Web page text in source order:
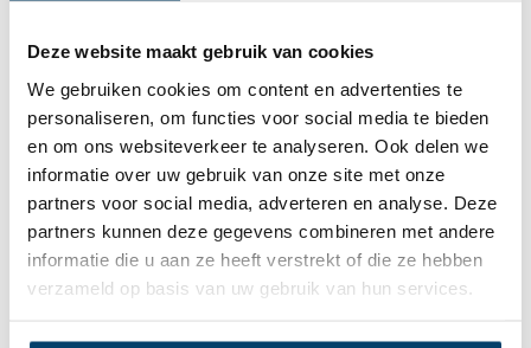
Deze website maakt gebruik van cookies
We gebruiken cookies om content en advertenties te
personaliseren, om functies voor social media te bieden
en om ons websiteverkeer te analyseren. Ook delen we
informatie over uw gebruik van onze site met onze
partners voor social media, adverteren en analyse. Deze
partners kunnen deze gegevens combineren met andere
informatie die u aan ze heeft verstrekt of die ze hebben
verzameld op basis van uw gebruik van hun services.
Draadspanner rvs M5 - Oog-Oog
0 klantbeoordelingen
3,13 Op voorraad
Op werkdagen voor 15:00 besteld? Direct verstuurd!